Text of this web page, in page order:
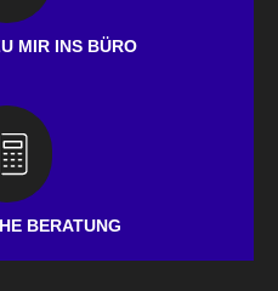
MIR INS BÜRO
BERATUNG